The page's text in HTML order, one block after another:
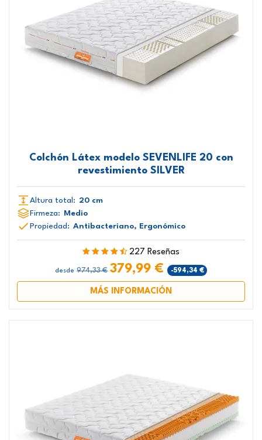
Colchón Látex modelo SEVENLIFE 20 con
revestimiento SILVER
Altura total: 20 cm
Firmeza: Medio
Propiedad: Antibacteriano, Ergonómico
227 Reseñas
desde 974,33 € 379,99 € -594,34 €
MÁS INFORMACIÓN